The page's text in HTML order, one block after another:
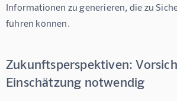
Informationen zu generieren, die zu
führen können.
Zukunftsperspektiven:
Einschätzung notwendig